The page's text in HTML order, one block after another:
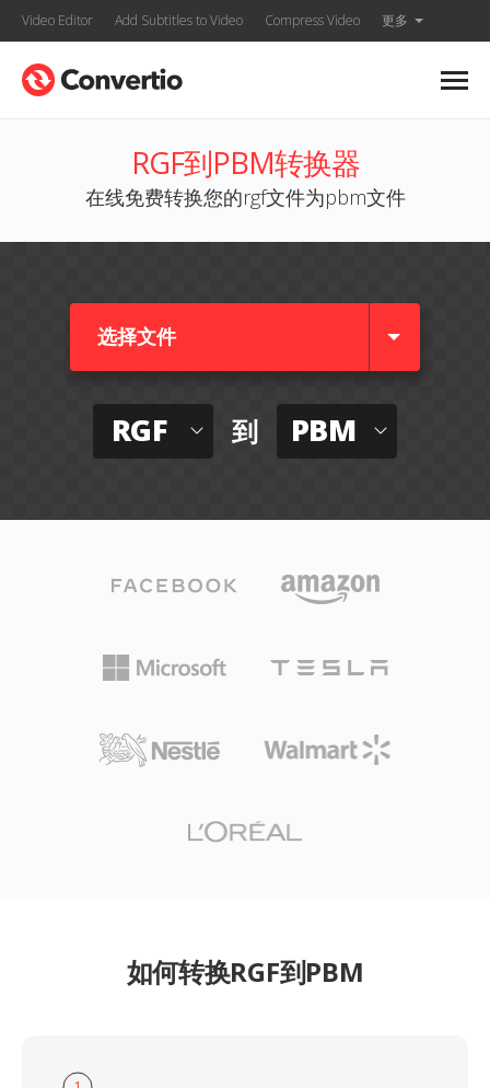
Video Editor Add Subtitles to Video Compress Video 更多
RGF到PBM转换器
在线免费转换您的rgf文件为pbm文件
选择文件
RGF 到 PBM
如何转换RGF到PBM